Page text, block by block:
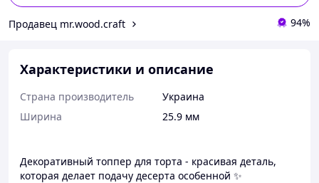
Продавец mr.wood.craft 94%
Характеристики и описание
Страна производитель
Украина
Ширина
25.9 мм
Декоративный топпер для торта - красивая деталь,
которая делает подачу десерта особенной ✨